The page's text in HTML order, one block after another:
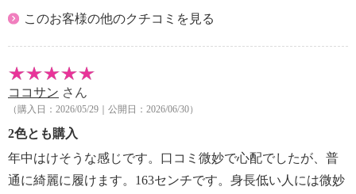
このお客様の他のクチコミを見る
ココサン さん
（購入日：2026/05/29｜公開日：2026/06/30）
2色とも購入
年中はけそうな感じです。口コミ微妙で心配でしたが、普
通に綺麗に履けます。163センチです。身長低い人には微妙